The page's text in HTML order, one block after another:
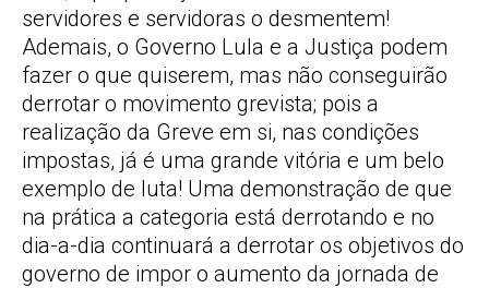
servidores e servidoras o desmentem!
Ademais, o Governo Lula e a Justiça podem
fazer o que quiserem, mas não conseguirão
derrotar o movimento grevista; pois a
realização da Greve em si, nas condições
impostas, já é uma grande vitória e um belo
exemplo de luta! Uma demonstração de que
na prática a categoria está derrotando e no
dia-a-dia continuará a derrotar os objetivos do
governo de impor o aumento da jornada de